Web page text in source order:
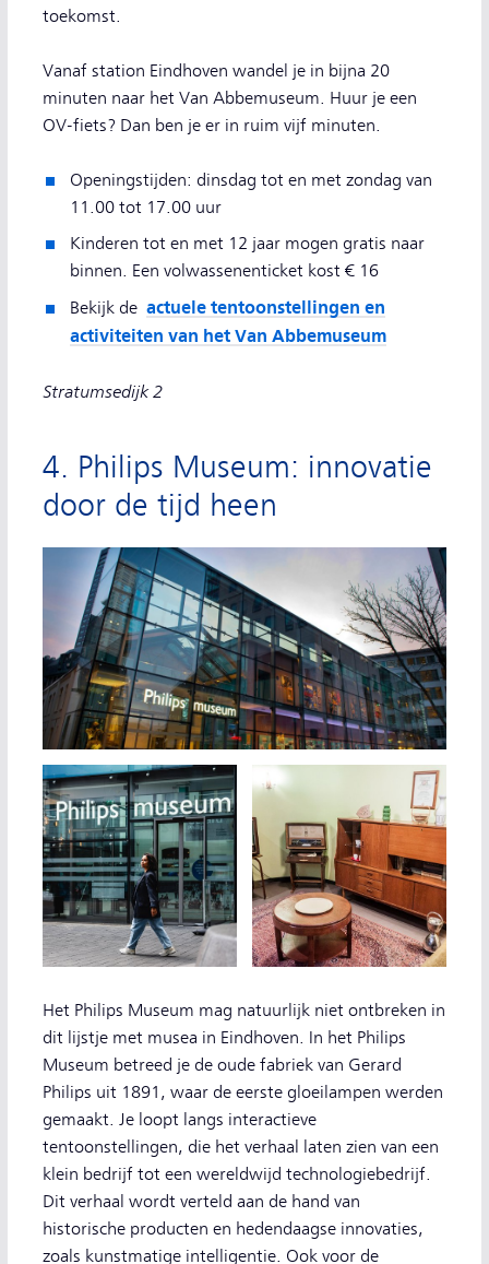
toekomst.
Vanaf station Eindhoven wandel je in bijna 20
minuten naar het Van Abbemuseum. Huur je een
OV-fiets? Dan ben je er in ruim vijf minuten.
Openingstijden: dinsdag tot en met zondag van
11.00 tot 17.00 uur
Kinderen tot en met 12 jaar mogen gratis naar
binnen. Een volwassenenticket kost € 16
Bekijk de actuele tentoonstellingen en
activiteiten van het Van Abbemuseum
Stratumsedijk 2
4. Philips Museum: innovatie
door de tijd heen
Het Philips Museum mag natuurlijk niet ontbreken in
dit lijstje met musea in Eindhoven. In het Philips
Museum betreed je de oude fabriek van Gerard
Philips uit 1891, waar de eerste gloeilampen werden
gemaakt. Je loopt langs interactieve
tentoonstellingen, die het verhaal laten zien van een
klein bedrijf tot een wereldwijd technologiebedrijf.
Dit verhaal wordt verteld aan de hand van
historische producten en hedendaagse innovaties,
zoals kunstmatige intelligentie. Ook voor de